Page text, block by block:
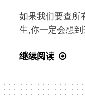
如果我们要查所
生,你一定会想
继续阅读
何